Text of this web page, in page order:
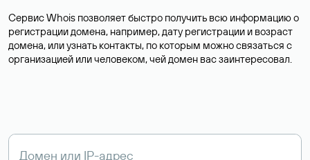
Сервис Whois позволяет быстро получить всю информацию о
регистрации домена, например, дату регистрации и возраст
домена, или узнать контакты, по которым можно связаться с
организацией или человеком, чей домен вас заинтересовал.